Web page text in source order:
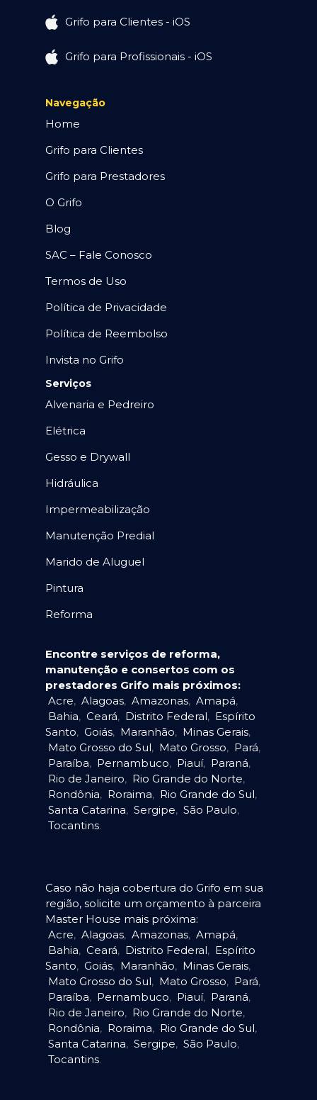
Grifo para Clientes - iOS
Grifo para Profissionais - iOS
Navegação
Home
Grifo para Clientes
Grifo para Prestadores
O Grifo
Blog
SAC – Fale Conosco
Termos de Uso
Política de Privacidade
Política de Reembolso
Invista no Grifo
Serviços
Alvenaria e Pedreiro
Elétrica
Gesso e Drywall
Hidráulica
Impermeabilização
Manutenção Predial
Marido de Aluguel
Pintura
Reforma
Encontre serviços de reforma,
manutenção e consertos com os
prestadores Grifo mais próximos:
Acre, Alagoas, Amazonas, Amapá,
Bahia, Ceará, Distrito Federal, Espírito
Santo, Goiás, Maranhão, Minas Gerais,
Mato Grosso do Sul, Mato Grosso, Pará,
Paraíba, Pernambuco, Piauí, Paraná,
Rio de Janeiro, Rio Grande do Norte,
Rondônia, Roraima, Rio Grande do Sul,
Santa Catarina, Sergipe, São Paulo,
Tocantins.
Caso não haja cobertura do Grifo em sua
região, solicite um orçamento à parceira
Master House mais próxima:
Acre, Alagoas, Amazonas, Amapá,
Bahia, Ceará, Distrito Federal, Espírito
Santo, Goiás, Maranhão, Minas Gerais,
Mato Grosso do Sul, Mato Grosso, Pará,
Paraíba, Pernambuco, Piauí, Paraná,
Rio de Janeiro, Rio Grande do Norte,
Rondônia, Roraima, Rio Grande do Sul,
Santa Catarina, Sergipe, São Paulo,
Tocantins.